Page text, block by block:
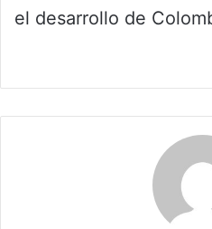
el desarrollo de